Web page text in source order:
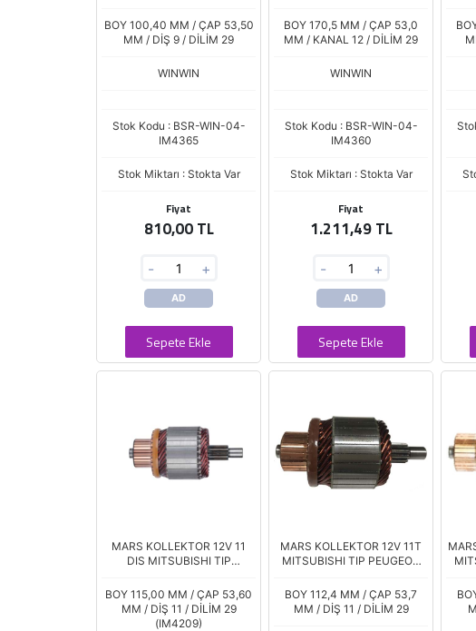
Boy.100,4 Cap:53,5 IM3182
BOY 100,40 MM / ÇAP 53,50
MM / DİŞ 9 / DİLİM 29
WINWIN
Stok Kodu : BSR-WIN-04-
IM4365
Stok Miktarı : Stokta Var
Fiyat
810,00 TL
- +
AD
Sepete Ekle
MEGANE III 1.4-1.6 IM-4230
IM4230
BOY 170,5 MM / ÇAP 53,0
MM / KANAL 12 / DİLİM 29
WINWIN
Stok Kodu : BSR-WIN-04-
IM4360
Stok Miktarı : Stokta Var
Fiyat
1.211,49 TL
- +
AD
Sepete Ekle
MARS KOLLEKTOR 12V 11
DIS MITSUBISHI TIP
CITROEN C4 C5 1.6 Hdi
BOY 115,00 MM / ÇAP 53,60
MM / DİŞ 11 / DİLİM 29
(IM4209)
MARS KOLLEKTOR 12V 11T
MITSUBISHI TIP PEUGEOT
CITROEN BERLINGO / MINI
BOY 112,4 MM / ÇAP 53,7
MM / DİŞ 11 / DİLİM 29